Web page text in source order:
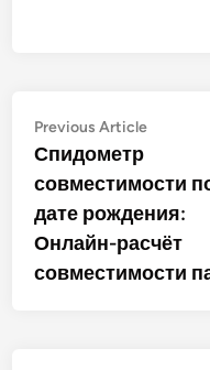
Post
navigation
Previous ArticlePrevious
Спидометр
совместимости
дате рождения:
Онлайн-расчёт
совместимости